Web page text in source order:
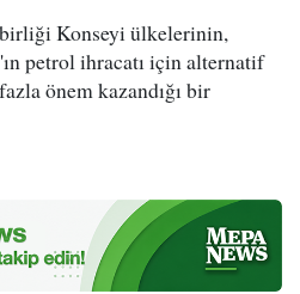
Konseyi ülkelerinin,
petrol ihracatı için alternatif
önem kazandığı bir